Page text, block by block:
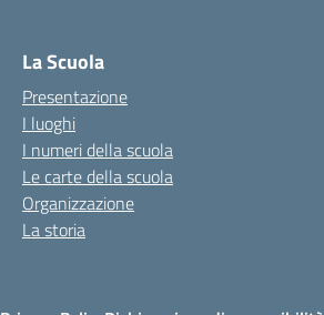
La Scuola
Presentazione
I luoghi
I numeri della scuola
Le carte della scuola
Organizzazione
La storia